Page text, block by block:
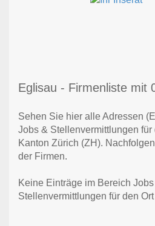
Eglisau - Firmenliste mit
Sehen Sie hier alle Adressen
Jobs & Stellenvermittlungen
Kanton Zürich (ZH).
der Firmen.
Keine Einträge im Bereich Jobs
Stellenvermittlungen für den